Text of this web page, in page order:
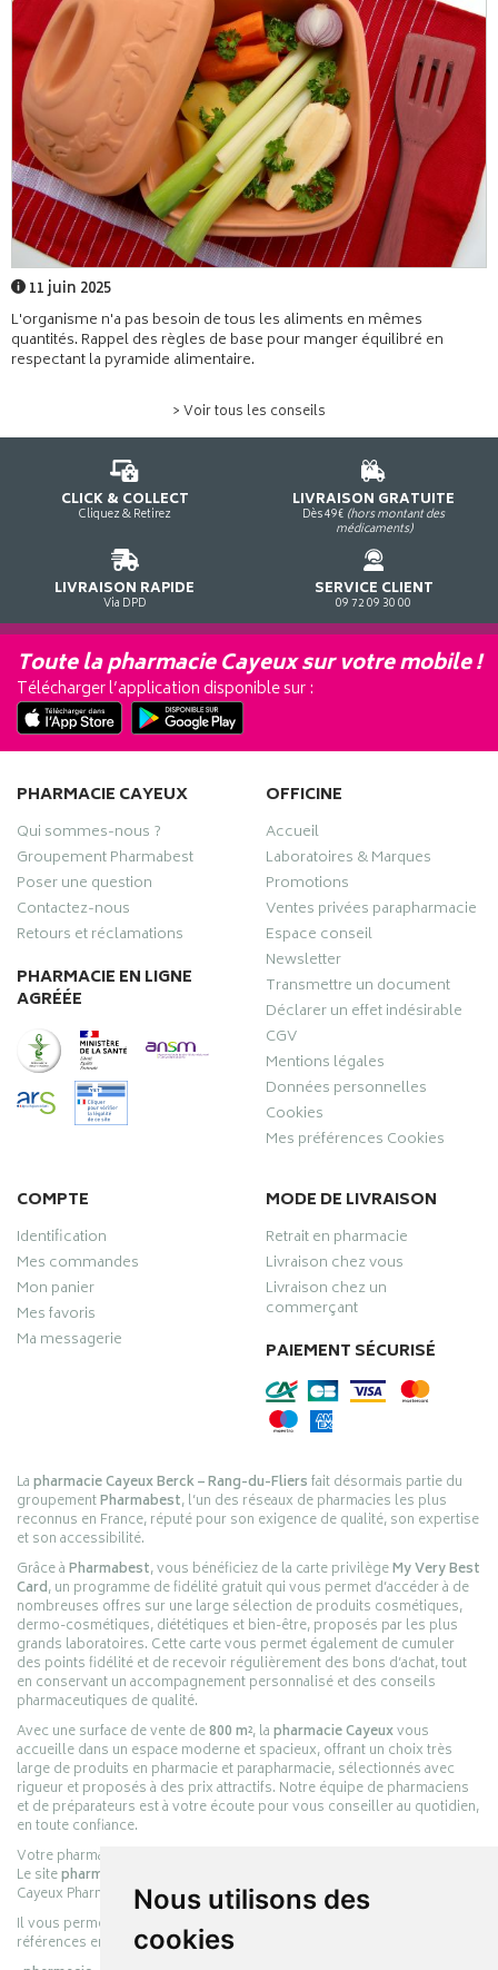
Nous utilisons des
cookies
11 juin 2025
L'organisme n'a pas besoin de tous les aliments en mêmes
quantités. Rappel des règles de base pour manger équilibré en
respectant la pyramide alimentaire.
> Voir tous les conseils
CLICK & COLLECT
Cliquez & Retirez
LIVRAISON GRATUITE
Dès 49€ (hors montant des
médicaments)
LIVRAISON RAPIDE
Via DPD
SERVICE CLIENT
09 72 09 30 00
Toute la pharmacie Cayeux sur votre mobile !
Télécharger l’application disponible sur :
PHARMACIE CAYEUX
Qui sommes-nous ?
Groupement Pharmabest
Poser une question
Contactez-nous
Retours et réclamations
PHARMACIE EN LIGNE
AGRÉÉE
OFFICINE
Accueil
Laboratoires & Marques
Promotions
Ventes privées parapharmacie
Espace conseil
Newsletter
Transmettre un document
Déclarer un effet indésirable
CGV
Mentions légales
Données personnelles
Cookies
Mes préférences Cookies
COMPTE
Identification
Mes commandes
Mon panier
Mes favoris
Ma messagerie
MODE DE LIVRAISON
Retrait en pharmacie
Livraison chez vous
Livraison chez un
commerçant
PAIEMENT SÉCURISÉ
Lapharmacie Cayeux Berck – Rang-du-Fliersfait désormais partie du
groupementPharmabest, l’un des réseaux de pharmacies les plus
reconnus en France, réputé pour son exigence de qualité, son expertise
et son accessibilité.
Grâce àPharmabest, vous bénéficiez de la carte privilègeMy Very Best
Card, un programme de fidélité gratuit qui vous permet d’accéder à de
nombreuses offres sur une large sélection de produits cosmétiques,
dermo-cosmétiques, diététiques et bien-être, proposés par les plus
grands laboratoires. Cette carte vous permet également de cumuler
des points fidélité et de recevoir régulièrement des bons d’achat, tout
en conservant un accompagnement personnalisé et des conseils
pharmaceutiques de qualité.
Avec une surface de vente de800 m², lapharmacie Cayeuxvous
accueille dans un espace moderne et spacieux, offrant un choix très
large de produits en pharmacie et parapharmacie, sélectionnés avec
rigueur et proposés à des prix attractifs. Notre équipe de pharmaciens
et de préparateurs est à votre écoute pour vous conseiller au quotidien,
en toute confiance.
Votre pharmacie en ligne :
Le sitepharmacie-cayeux.fr
Cayeux Pharmabest Berck-sur-Mer – Rang-du-Fliers.
Il vous permet de réaliser vos achats en ligne parmi des milliers de
références en :